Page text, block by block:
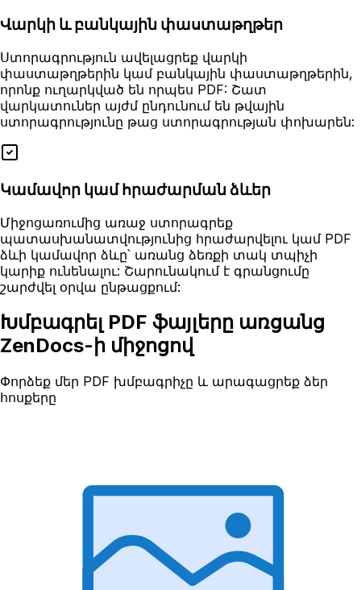
Վարկի և բանկային փաստաթղթեր
Ստորագրություն ավելացրեք վարկի
փաստաթղթերին կամ բանկային փաստաթղթերին,
որոնք ուղարկված են որպես PDF: Շատ
վարկատուներ այժմ ընդունում են թվային
ստորագրությունը թաց ստորագրության փոխարեն:
Կամավոր կամ հրաժարման ձևեր
Միջոցառումից առաջ ստորագրեք
պատասխանատվությունից հրաժարվելու կամ PDF
ձևի կամավոր ձևը՝ առանց ձեռքի տակ տպիչի
կարիք ունենալու: Շարունակում է գրանցումը
շարժվել օրվա ընթացքում:
Խմբագրել PDF ֆայլերը առցանց
ZenDocs-ի միջոցով
Փորձեք մեր PDF խմբագրիչը և արագացրեք ձեր
հոսքերը